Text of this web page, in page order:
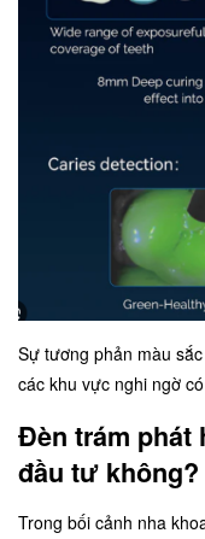
Sự tương phản màu
các khu vực nghi ngờ
Đèn trám phát
đầu tư không?
Trong bối cảnh nha